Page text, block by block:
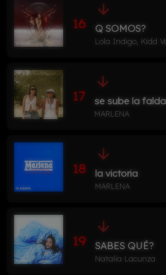
16
arrow_downward
Q SOMOS?
Lola Indigo, Kidd
17
arrow_downward
se sube la falda
MARLENA
18
arrow_downward
la victoria
MARLENA
19
arrow_downward
SABES QUÉ?
Natalia Lacunza